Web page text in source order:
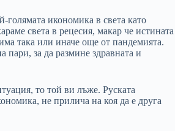
икономика в света като
света в рецесия, макар че истината
така или иначе още от пандемията.
пари, за да размине здравната и
то той ви лъже. Руската
не прилича на коя да е друга